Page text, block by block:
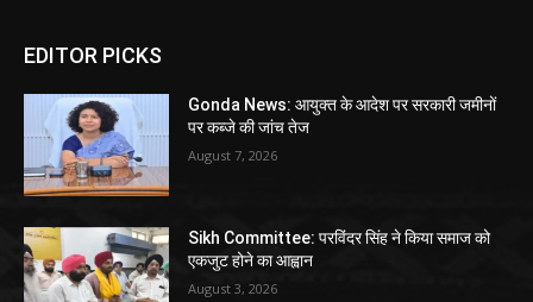
EDITOR PICKS
Gonda News: आयुक्त के आदेश पर सरकारी जमीनों
पर कब्जे की जांच तेज
August 7, 2026
Sikh Committee: परविंदर सिंह ने किया समाज को
एकजुट होने का आह्वान
August 3, 2026